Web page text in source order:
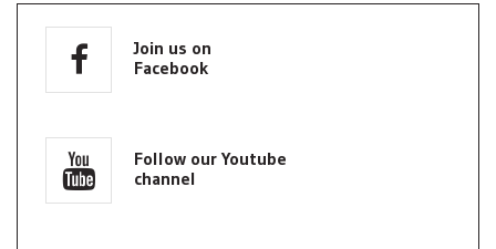
Join us on
Facebook
Follow our Youtube
channel